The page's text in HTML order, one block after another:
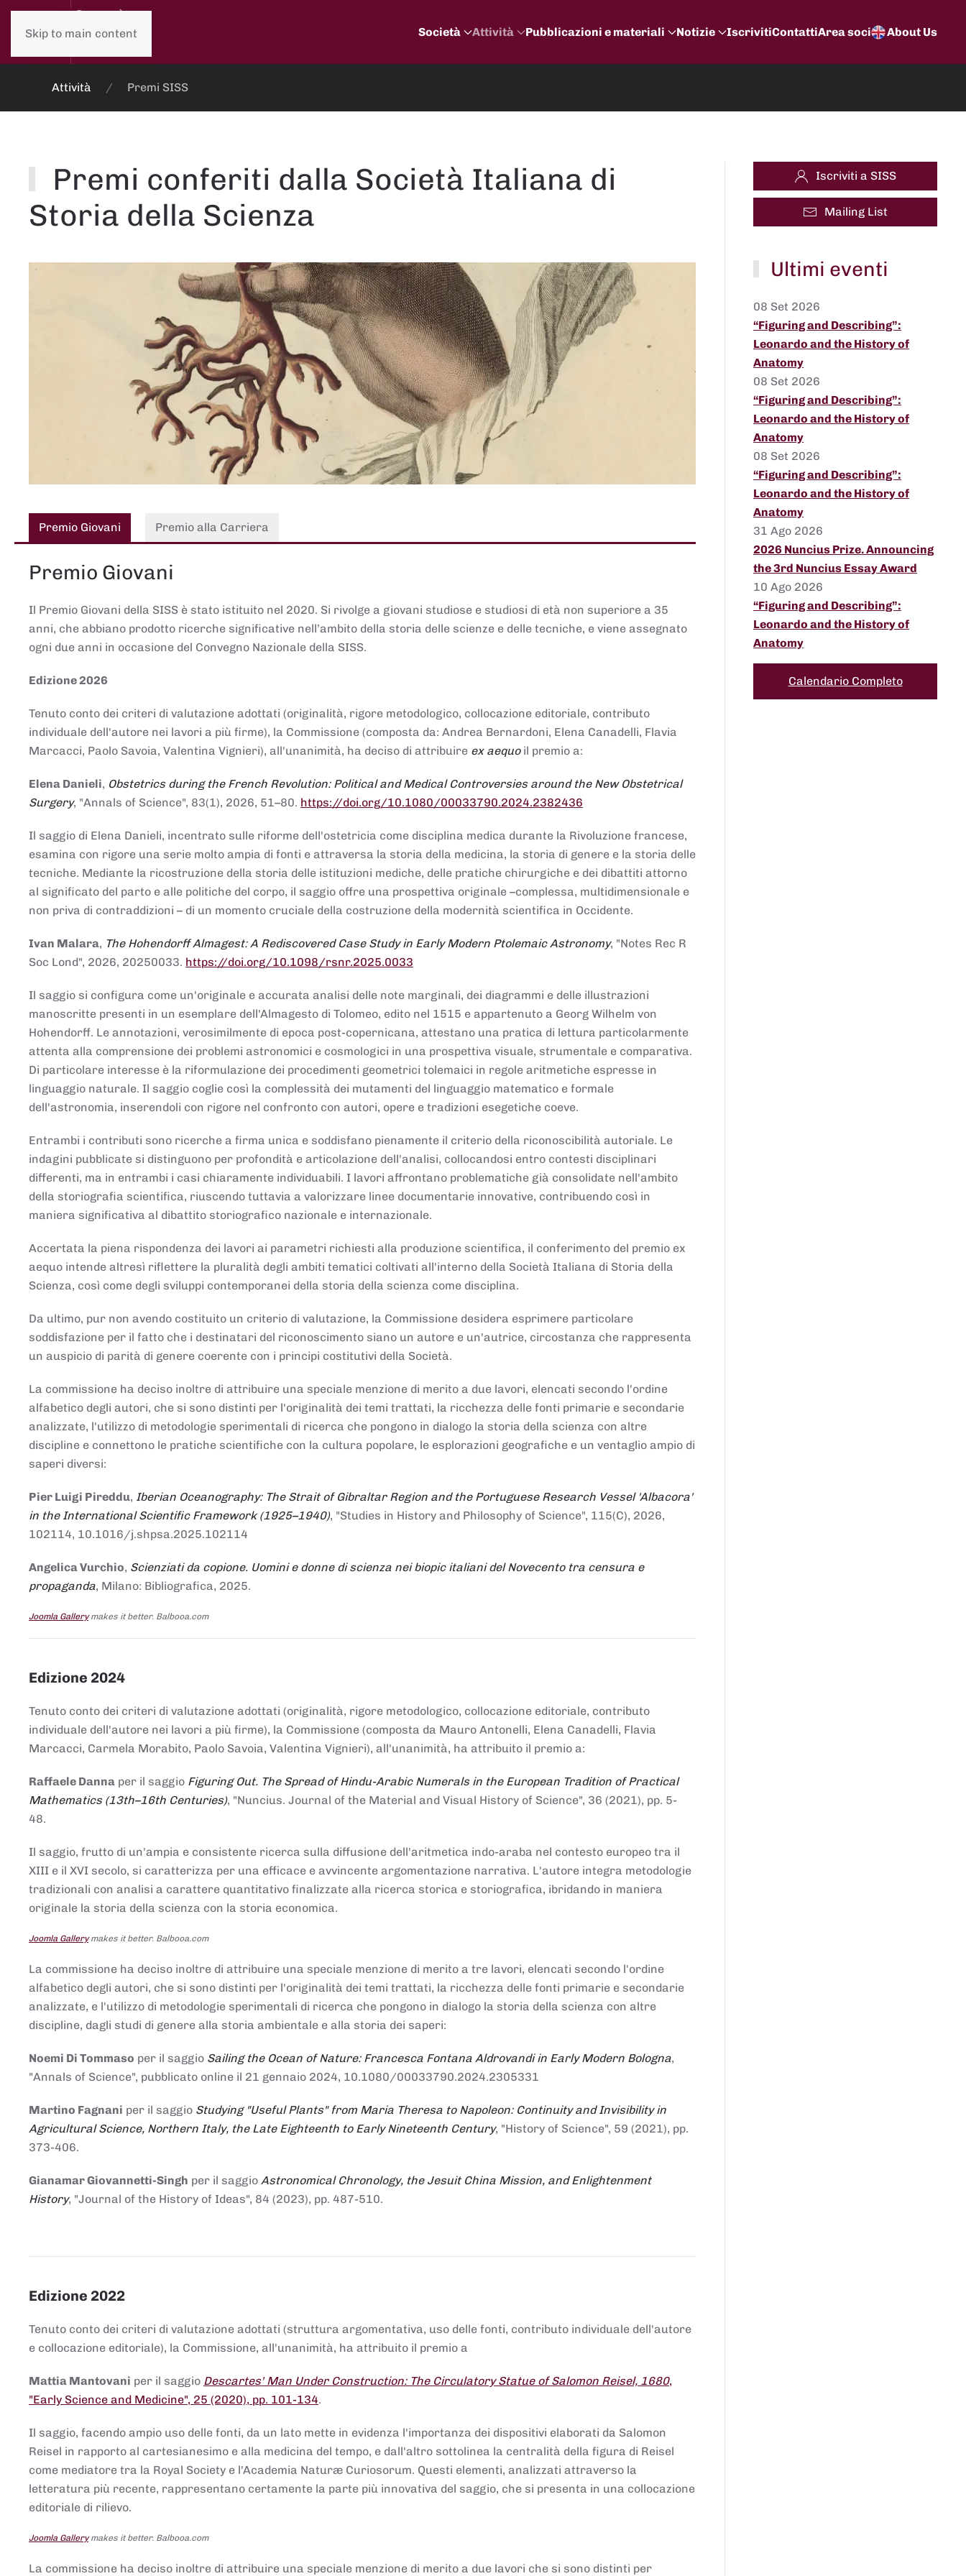
Skip to main content Società Attività Pubblicazioni e materiali Notizie IscrivitiContattiArea soci About Us
Attività Premi SISS
Premi conferiti dalla Società Italiana di
Storia della Scienza
Premio Giovani Premio alla Carriera
Premio Giovani
Il Premio Giovani della SISS è stato istituito nel 2020. Si rivolge a giovani studiose e studiosi di età non superiore a 35
anni, che abbiano prodotto ricerche significative nell’ambito della storia delle scienze e delle tecniche, e viene assegnato
ogni due anni in occasione del Convegno Nazionale della SISS.
Edizione 2026
Tenuto conto dei criteri di valutazione adottati (originalità, rigore metodologico, collocazione editoriale, contributo
individuale dell'autore nei lavori a più firme), la Commissione (composta da: Andrea Bernardoni, Elena Canadelli, Flavia
Marcacci, Paolo Savoia, Valentina Vignieri), all'unanimità, ha deciso di attribuire ex aequoil premio a:
Elena Danieli, Obstetrics during the French Revolution: Political and Medical Controversies around the New Obstetrical
Surgery, "Annals of Science", 83(1), 2026, 51–80. https://doi.org/10.1080/00033790.2024.2382436
Il saggio di Elena Danieli, incentrato sulle riforme dell'ostetricia come disciplina medica durante la Rivoluzione francese,
esamina con rigore una serie molto ampia di fonti e attraversa la storia della medicina, la storia di genere e la storia delle
tecniche. Mediante la ricostruzione della storia delle istituzioni mediche, delle pratiche chirurgiche e dei dibattiti attorno
al significato del parto e alle politiche del corpo, il saggio offre una prospettiva originale –complessa, multidimensionale e
non priva di contraddizioni – di un momento cruciale della costruzione della modernità scientifica in Occidente.
Ivan Malara, The Hohendorff Almagest: A Rediscovered Case Study in Early Modern Ptolemaic Astronomy, "Notes Rec R
Soc Lond", 2026, 20250033. https://doi.org/10.1098/rsnr.2025.0033
Il saggio si configura come un'originale e accurata analisi delle note marginali, dei diagrammi e delle illustrazioni
manoscritte presenti in un esemplare dell'Almagesto di Tolomeo, edito nel 1515 e appartenuto a Georg Wilhelm von
Hohendorff. Le annotazioni, verosimilmente di epoca post-copernicana, attestano una pratica di lettura particolarmente
attenta alla comprensione dei problemi astronomici e cosmologici in una prospettiva visuale, strumentale e comparativa.
Di particolare interesse è la riformulazione dei procedimenti geometrici tolemaici in regole aritmetiche espresse in
linguaggio naturale. Il saggio coglie così la complessità dei mutamenti del linguaggio matematico e formale
dell'astronomia, inserendoli con rigore nel confronto con autori, opere e tradizioni esegetiche coeve.
Entrambi i contributi sono ricerche a firma unica e soddisfano pienamente il criterio della riconoscibilità autoriale. Le
indagini pubblicate si distinguono per profondità e articolazione dell'analisi, collocandosi entro contesti disciplinari
differenti, ma in entrambi i casi chiaramente individuabili. I lavori affrontano problematiche già consolidate nell'ambito
della storiografia scientifica, riuscendo tuttavia a valorizzare linee documentarie innovative, contribuendo così in
maniera significativa al dibattito storiografico nazionale e internazionale.
Accertata la piena rispondenza dei lavori ai parametri richiesti alla produzione scientifica, il conferimento del premio ex
aequo intende altresì riflettere la pluralità degli ambiti tematici coltivati all'interno della Società Italiana di Storia della
Scienza, così come degli sviluppi contemporanei della storia della scienza come disciplina.
Da ultimo, pur non avendo costituito un criterio di valutazione, la Commissione desidera esprimere particolare
soddisfazione per il fatto che i destinatari del riconoscimento siano un autore e un'autrice, circostanza che rappresenta
un auspicio di parità di genere coerente con i principi costitutivi della Società.
La commissione ha deciso inoltre di attribuire una speciale menzione di merito a due lavori, elencati secondo l'ordine
alfabetico degli autori, che si sono distinti per l'originalità dei temi trattati, la ricchezza delle fonti primarie e secondarie
analizzate, l'utilizzo di metodologie sperimentali di ricerca che pongono in dialogo la storia della scienza con altre
discipline e connettono le pratiche scientifiche con la cultura popolare, le esplorazioni geografiche e un ventaglio ampio di
saperi diversi:
Pier Luigi Pireddu, Iberian Oceanography: The Strait of Gibraltar Region and the Portuguese Research Vessel 'Albacora'
in the International Scientific Framework (1925–1940), "Studies in History and Philosophy of Science", 115(C), 2026,
102114, 10.1016/j.shpsa.2025.102114
Angelica Vurchio, Scienziati da copione. Uomini e donne di scienza nei biopic italiani del Novecento tra censura e
propaganda, Milano: Bibliografica, 2025.
Joomla Gallerymakes it better. Balbooa.com
Edizione 2024
Tenuto conto dei criteri di valutazione adottati (originalità, rigore metodologico, collocazione editoriale, contributo
individuale dell'autore nei lavori a più firme), la Commissione (composta da Mauro Antonelli, Elena Canadelli, Flavia
Marcacci, Carmela Morabito, Paolo Savoia, Valentina Vignieri), all'unanimità, ha attribuito il premio a:
Raffaele Danna per il saggio Figuring Out. The Spread of Hindu-Arabic Numerals in the European Tradition of Practical
Mathematics (13th–16th Centuries), "Nuncius. Journal of the Material and Visual History of Science", 36 (2021), pp. 5-
48.
Il saggio, frutto di un'ampia e consistente ricerca sulla diffusione dell'aritmetica indo-araba nel contesto europeo tra il
XIII e il XVI secolo, si caratterizza per una efficace e avvincente argomentazione narrativa. L'autore integra metodologie
tradizionali con analisi a carattere quantitativo finalizzate alla ricerca storica e storiografica, ibridando in maniera
originale la storia della scienza con la storia economica.
Joomla Gallerymakes it better. Balbooa.com
La commissione ha deciso inoltre di attribuire una speciale menzione di merito a tre lavori, elencati secondo l'ordine
alfabetico degli autori, che si sono distinti per l'originalità dei temi trattati, la ricchezza delle fonti primarie e secondarie
analizzate, e l'utilizzo di metodologie sperimentali di ricerca che pongono in dialogo la storia della scienza con altre
discipline, dagli studi di genere alla storia ambientale e alla storia dei saperi:
Noemi Di Tommaso per il saggio Sailing the Ocean of Nature: Francesca Fontana Aldrovandi in Early Modern Bologna,
"Annals of Science", pubblicato online il 21 gennaio 2024, 10.1080/00033790.2024.2305331
Martino Fagnani per il saggio Studying "Useful Plants" from Maria Theresa to Napoleon: Continuity and Invisibility in
Agricultural Science, Northern Italy, the Late Eighteenth to Early Nineteenth Century, "History of Science", 59 (2021), pp.
373-406.
Gianamar Giovannetti-Singh per il saggio Astronomical Chronology, the Jesuit China Mission, and Enlightenment
History, "Journal of the History of Ideas", 84 (2023), pp. 487-510.
Edizione 2022
Tenuto conto dei criteri di valutazione adottati (struttura argomentativa, uso delle fonti, contributo individuale dell'autore
e collocazione editoriale), la Commissione, all'unanimità, ha attribuito il premio a
Mattia Mantovani per il saggio Descartes' Man Under Construction: The Circulatory Statue of Salomon Reisel, 1680,
"Early Science and Medicine", 25 (2020), pp. 101-134.
Il saggio, facendo ampio uso delle fonti, da un lato mette in evidenza l'importanza dei dispositivi elaborati da Salomon
Reisel in rapporto al cartesianesimo e alla medicina del tempo, e dall'altro sottolinea la centralità della figura di Reisel
come mediatore tra la Royal Society e l'Academia Naturæ Curiosorum. Questi elementi, analizzati attraverso la
letteratura più recente, rappresentano certamente la parte più innovativa del saggio, che si presenta in una collocazione
editoriale di rilievo.
Joomla Gallerymakes it better. Balbooa.com
La commissione ha deciso inoltre di attribuire una speciale menzione di merito a due lavori che si sono distinti per
Iscriviti a SISS
Mailing List
Ultimi eventi
08 Set 2026
“Figuring and Describing”:
Leonardo and the History of
Anatomy
08 Set 2026
“Figuring and Describing”:
Leonardo and the History of
Anatomy
08 Set 2026
“Figuring and Describing”:
Leonardo and the History of
Anatomy
31 Ago 2026
2026 Nuncius Prize. Announcing
the 3rd Nuncius Essay Award
10 Ago 2026
“Figuring and Describing”:
Leonardo and the History of
Anatomy
Calendario Completo